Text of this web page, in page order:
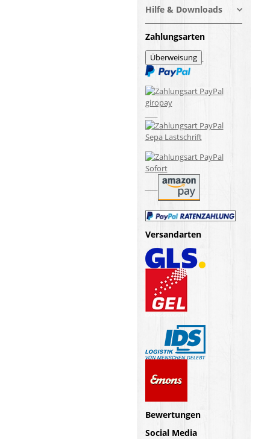
Hilfe & Downloads
Zahlungsarten
Versandarten
Bewertungen
Social Media